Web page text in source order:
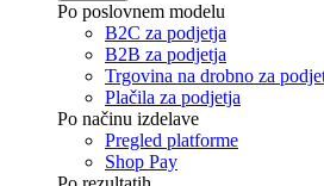
Po poslovnem modelu
B2C za podjetja
B2B za podjetja
Trgovina na drobno za
Plačila za podjetja
Po načinu izdelave
Pregled platforme
Shop Pay